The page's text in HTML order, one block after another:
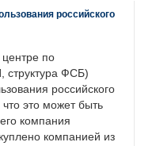
российского
по
ФСБ)
российского
это может быть
компания
компанией из